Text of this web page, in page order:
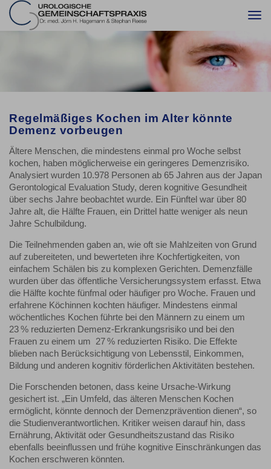
Regelmäßiges Kochen im Alter könnte
Demenz vorbeugen
Ältere Menschen, die mindestens einmal pro Woche selbst
kochen, haben möglicherweise ein geringeres Demenzrisiko.
Analysiert wurden 10.978 Personen ab 65 Jahren aus der Japan
Gerontological Evaluation Study, deren kognitive Gesundheit
über sechs Jahre beobachtet wurde. Ein Fünftel war über 80
Jahre alt, die Hälfte Frauen, ein Drittel hatte weniger als neun
Jahre Schulbildung.
Die Teilnehmenden gaben an, wie oft sie Mahlzeiten von Grund
auf zubereiteten, und bewerteten ihre Kochfertigkeiten, von
einfachem Schälen bis zu komplexen Gerichten. Demenzfälle
wurden über das öffentliche Versicherungssystem erfasst. Etwa
die Hälfte kochte fünfmal oder häufiger pro Woche. Frauen und
erfahrene Köchinnen kochten häufiger. Mindestens einmal
wöchentliches Kochen führte bei den Männern zu einem um
23 % reduzierten Demenz-Erkrankungsrisiko und bei den
Frauen zu einem um 27 % reduzierten Risiko. Die Effekte
blieben nach Berücksichtigung von Lebensstil, Einkommen,
Bildung und anderen kognitiv förderlichen Aktivitäten bestehen.
Die Forschenden betonen, dass keine Ursache-Wirkung
gesichert ist. „Ein Umfeld, das älteren Menschen Kochen
ermöglicht, könnte dennoch der Demenzprävention dienen“, so
die Studienverantwortlichen. Kritiker weisen darauf hin, dass
Ernährung, Aktivität oder Gesundheitszustand das Risiko
ebenfalls beeinflussen und frühe kognitive Einschränkungen das
Kochen erschweren könnten.